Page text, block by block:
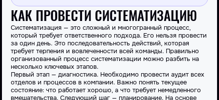
КАК ПРОВЕСТИ СИСТЕМАТИЗАЦИЮ
Систематизация — это сложный и многогранный процесс,
который требует ответственного подхода. Его нельзя провести
за один день. Это последовательность действий, которая
требует терпения и вовлеченности всей команды. Правильно
организованный процесс систематизации можно разбить на
несколько ключевых этапов.
Первый этап — диагностика. Необходимо провести аудит всех
отделов и процессов в компании. Важно понять текущее
состояние: что работает хорошо, а что требует немедленного
вмешательства. Следующий шаг — планирование. На основе